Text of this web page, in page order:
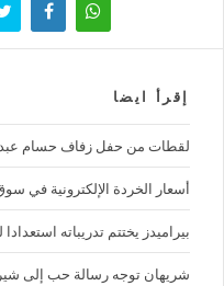
إقرأ ايضا
لقطات من حفل زفاف حسام عبد
أسعار الخردة الإلكترونية في
بيراميدز يختتم تدريباته
شريهان توجه رسالة حب إلى